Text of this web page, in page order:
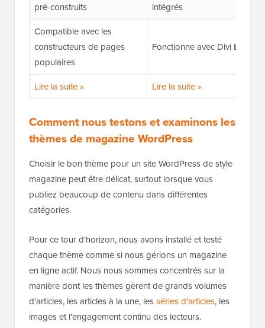
pré-construits
intégrés
Compatible avec les
constructeurs de pages
populaires
Fonctionne avec Divi Builder
Lire la suite » Lire la suite »
Comment nous testons et examinons les
thèmes de magazine WordPress
Choisir le bon thème pour un site WordPress de style
magazine peut être délicat, surtout lorsque vous
publiez beaucoup de contenu dans différentes
catégories.
Pour ce tour d'horizon, nous avons installé et testé
chaque thème comme si nous gérions un magazine
en ligne actif. Nous nous sommes concentrés sur la
manière dont les thèmes gèrent de grands volumes
d'articles, les articles à la une, lesséries d'articles, les
images et l'engagement continu des lecteurs.